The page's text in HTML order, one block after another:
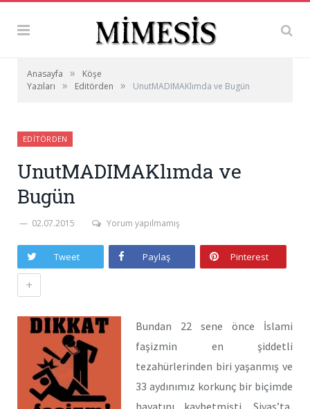
Anasayfa »
Köşe
Yazıları
» Editörden » UnutMADIMAKlımda ve Bugün
EDITÖRDEN
UnutMADIMAKlımda ve
Bugün
02.07.2015 Yorum yapılmamış
Tweet Paylaş Pinterest
+
Bundan 22 sene önce İslami
faşizmin en şiddetli
tezahürlerinden biri yaşanmış ve
33 aydınımız korkunç bir biçimde
hayatını kaybetmişti. Sivas’ta,